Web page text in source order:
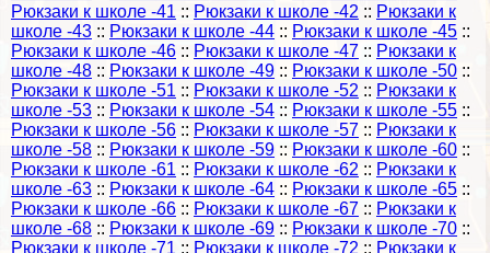
Рюкзаки к школе -41 :: Рюкзаки к школе -42 :: Рюкзаки к
школе -43 :: Рюкзаки к школе -44 :: Рюкзаки к школе -45 ::
Рюкзаки к школе -46 :: Рюкзаки к школе -47 :: Рюкзаки к
школе -48 :: Рюкзаки к школе -49 :: Рюкзаки к школе -50 ::
Рюкзаки к школе -51 :: Рюкзаки к школе -52 :: Рюкзаки к
школе -53 :: Рюкзаки к школе -54 :: Рюкзаки к школе -55 ::
Рюкзаки к школе -56 :: Рюкзаки к школе -57 :: Рюкзаки к
школе -58 :: Рюкзаки к школе -59 :: Рюкзаки к школе -60 ::
Рюкзаки к школе -61 :: Рюкзаки к школе -62 :: Рюкзаки к
школе -63 :: Рюкзаки к школе -64 :: Рюкзаки к школе -65 ::
Рюкзаки к школе -66 :: Рюкзаки к школе -67 :: Рюкзаки к
школе -68 :: Рюкзаки к школе -69 :: Рюкзаки к школе -70 ::
Рюкзаки к школе -71 :: Рюкзаки к школе -72 :: Рюкзаки к